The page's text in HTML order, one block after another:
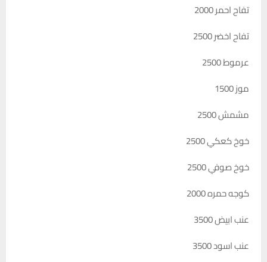
تفاح احمر 2000
تفاح اخضر 2500
عرموط 2500
موز 1500
مشمش 2500
خوخ كعكي 2500
خوخ صوفي 2500
كوجه حمره 2000
عنب ابيض 3500
عنب اسود 3500